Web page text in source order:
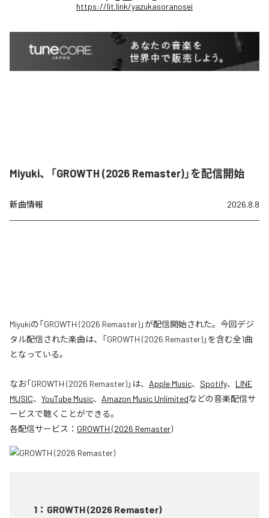
https://lit.link/yazukasoranosei
Miyuki、「GROWTH (2026 Remaster)」を配信開始
新曲情報 2026.8.8
Miyukiの「GROWTH (2026 Remaster)」が配信開始された。今回デジ
タル配信された楽曲は、「GROWTH (2026 Remaster)」を含む全1曲
となっている。
なお「GROWTH (2026 Remaster)」は、 Apple Music、 Spotify、 LINE
MUSIC、 YouTube Music、 Amazon Music Unlimitedなどの音楽配信サ
ービスで聴くことができる。
各配信サービス： GROWTH (2026 Remaster)
1 ： GROWTH (2026 Remaster)